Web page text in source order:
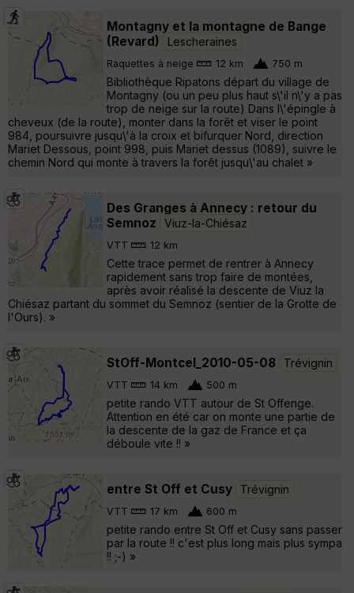
Montagny et la montagne de Bange
(Revard)
Lescheraines
Raquettes à neige 12 km 750 m
Bibliothèque Ripatons départ du village de
Montagny (ou un peu plus haut s\'il n\'y a pas
trop de neige sur la route) Dans l\'épingle à
cheveux (de la route), monter dans la forêt et viser le point
984, poursuivre jusqu\'à la croix et bifurquer Nord, direction
Mariet Dessous, point 998, puis Mariet dessus (1089), suivre le
chemin Nord qui monte à travers la forêt jusqu\'au chalet »
Des Granges à Annecy : retour du
Semnoz
Viuz-la-Chiésaz
VTT 12 km
Cette trace permet de rentrer à Annecy
rapidement sans trop faire de montées,
après avoir réalisé la descente de Viuz la
Chiésaz partant du sommet du Semnoz (sentier de la Grotte de
l'Ours). »
StOff-Montcel_2010-05-08 Trévignin
VTT 14 km 500 m
petite rando VTT autour de St Offenge.
Attention en été car on monte une partie de
la descente de la gaz de France et ça
déboule vite !! »
entre St Off et Cusy Trévignin
VTT 17 km 600 m
petite rando entre St Off et Cusy sans passer
par la route !! c'est plus long mais plus sympa
!! ;-) »